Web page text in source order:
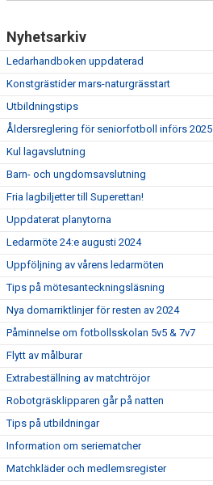
Nyhetsarkiv
Ledarhandboken uppdaterad
Konstgrästider mars-naturgrässtart
Utbildningstips
Åldersreglering för seniorfotboll införs 2025
Kul lagavslutning
Barn- och ungdomsavslutning
Fria lagbiljetter till Superettan!
Uppdaterat planytorna
Ledarmöte 24:e augusti 2024
Uppföljning av vårens ledarmöten
Tips på mötesanteckningsläsning
Nya domarriktlinjer för resten av 2024
Påminnelse om fotbollsskolan 5v5 & 7v7
Flytt av målburar
Extrabeställning av matchtröjor
Robotgräsklipparen går på natten
Tips på utbildningar
Information om seriematcher
Matchkläder och medlemsregister